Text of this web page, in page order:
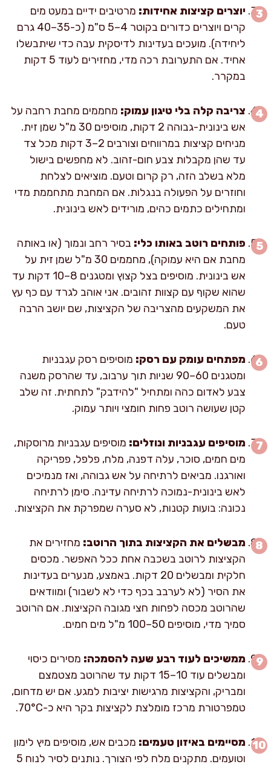
יוצרים קציצות אחידות: מרטיבים ידיים במעט מים
קרים ויוצרים כדורים בקוטר 4–5 ס"מ (כ-35–40 גרם
ליחידה). מועכים בעדינות לדיסקית עבה כדי שיתבשלו
אחיד. אם התערובת רכה מדי, מחזירים לעוד 5 דקות
במקרר.
צריבה קלה בלי טיגון עמוק: מחממים מחבת רחבה על
אש בינונית-גבוהה 2 דקות, מוסיפים 30 מ"ל שמן זית.
מניחים קציצות במרווחים וצורבים 2–3 דקות מכל צד
עד שהן מקבלות צבע חום-זהוב. לא מחפשים בישול
מלא בשלב הזה, רק קרום וטעם. מוציאים לצלחת
וחוזרים על הפעולה בנגלות. אם המחבת מתחממת מדי
ומתחילים כתמים כהים, מורידים לאש בינונית.
פותחים רוטב באותו כלי: בסיר רחב ונמוך (או באותה
מחבת אם היא עמוקה), מחממים 30 מ"ל שמן זית על
אש בינונית. מוסיפים בצל קצוץ ומטגנים 8–10 דקות עד
שהוא שקוף עם קצוות זהובים. אני אוהב לגרד עם כף עץ
את המשקעים מהצריבה של הקציצות, שם יושב הרבה
טעם.
מפתחים עומק עם רסק: מוסיפים רסק עגבניות
ומטגנים 60–90 שניות תוך ערבוב, עד שהרסק משנה
צבע לאדום כהה ומתחיל "להידבק" לתחתית. זה שלב
קטן שעושה רוטב פחות חומצי ויותר עמוק.
מוסיפים עגבניות ונוזלים: מוסיפים עגבניות מרוסקות,
מים חמים, סוכר, עלה דפנה, מלח, פלפל, פפריקה
ואורגנו. מביאים לרתיחה על אש גבוהה, ואז מנמיכים
לאש בינונית-נמוכה לרתיחה עדינה. סימן לרתיחה
נכונה: בועות קטנות, לא סערה שמפרקת את הקציצות.
מבשלים את הקציצות בתוך הרוטב: מחזירים את
הקציצות לרוטב בשכבה אחת ככל האפשר. מכסים
חלקית ומבשלים 20 דקות. באמצע, מנערים בעדינות
את הסיר (לא לערבב בכף כדי לא לשבור) ומוודאים
שהרוטב מכסה לפחות חצי מגובה הקציצות. אם הרוטב
סמיך מדי, מוסיפים 50–100 מ"ל מים חמים.
ממשיכים לעוד רבע שעה להסמכה: מסירים כיסוי
ומבשלים עוד 10–15 דקות עד שהרוטב מצטמצם
ומבריק, והקציצות מרגישות יציבות למגע. אם יש מדחום,
טמפרטורת מרכז מומלצת לקציצות בקר היא כ-70°C.
מסיימים באיזון טעמים: מכבים אש, מוסיפים מיץ לימון
וטועמים. מתקנים מלח לפי הצורך. נותנים לסיר לנוח 5